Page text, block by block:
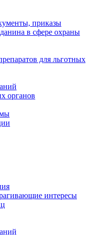
приказы
в сфере охраны
для льготных
органов
интересы